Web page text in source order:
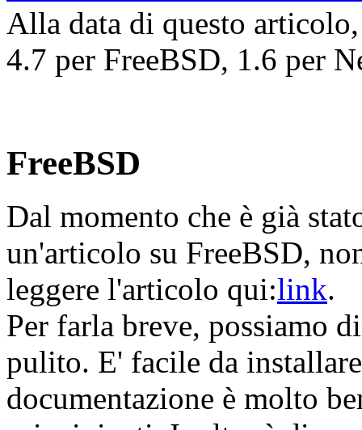
Alla data di questo
4.7 per FreeBSD, 1.6 per
FreeBSD
Dal momento che è già
un'articolo su FreeBSD,
leggere l'articolo qui:link.
Per farla breve, possiamo
pulito. E' facile da
documentazione è molto